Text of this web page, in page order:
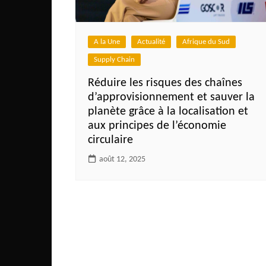
Côte d’Ivoire
Egypte
Gabon
Gambie
Ghana
A la Une Actualité Afrique du Sud
Supply Chain
Réduire les risques des chaînes
d’approvisionnement et sauver la
planète grâce à la localisation et
aux principes de l’économie
circulaire
août 12, 2025